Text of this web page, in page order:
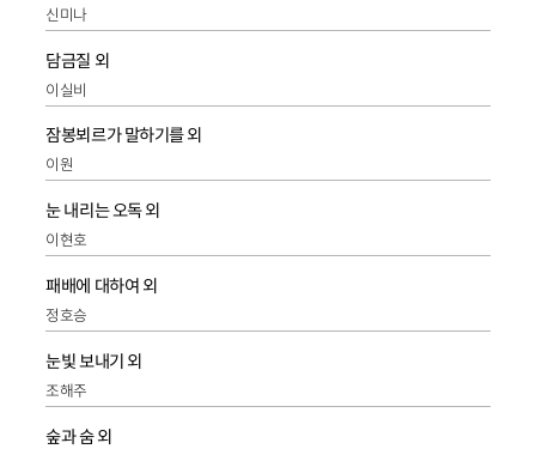
신미나
담금질 외
이실비
잠봉뵈르가 말하기를 외
이원
눈 내리는 오독 외
이현호
패배에 대하여 외
정호승
눈빛 보내기 외
조해주
숲과 숨 외